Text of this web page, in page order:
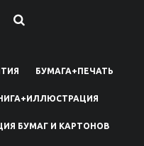
БУМАГА+ПЕЧАТЬ
БУМАГ И КАРТОНОВ